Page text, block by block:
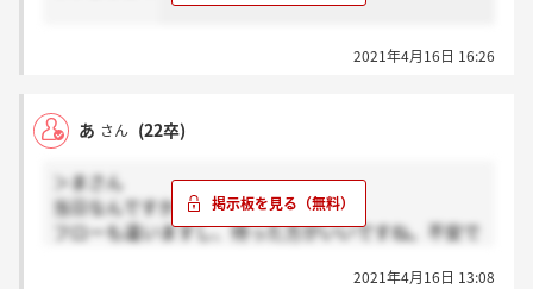
2021年4月16日 16:26
あ さん (22卒)
＞まさん
当日なんですか?
フローも違いますし、待った方がいいですね。不安で
2021年4月16日 13:08